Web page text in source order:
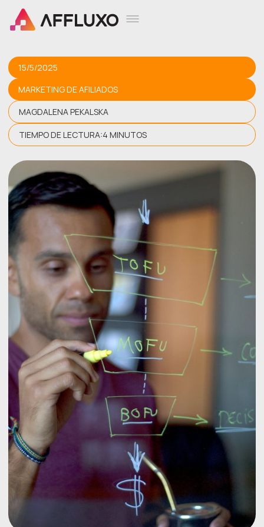
15/5/2025
MARKETING DE AFILIADOS
MAGDALENA PEKALSKA
TIEMPO DE LECTURA:4 MINUTOS